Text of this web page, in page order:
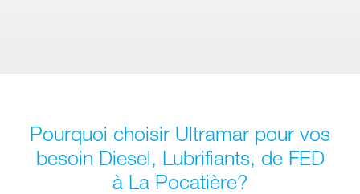
Pourquoi choisir Ultramar pour vos
besoin Diesel, Lubrifiants, de FED
à La Pocatière?